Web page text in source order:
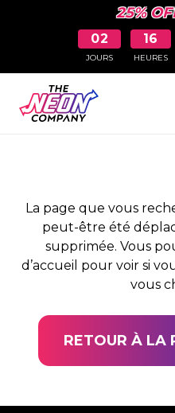
25%
02
JOURS
16
HEURES
PAGE
La page que vous
peut-être été
supprimée. Vous
d’accueil pour voir si
vous
RETOUR À LA